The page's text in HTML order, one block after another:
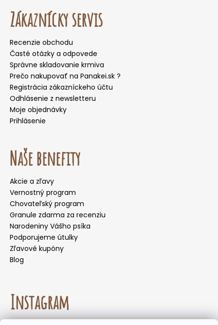
Zákaznícky servis
Recenzie obchodu
Časté otázky a odpovede
Správne skladovanie krmiva
Prečo nakupovať na Panakei.sk ?
Registrácia zákazníckeho účtu
Odhlásenie z newsletteru
Moje objednávky
Prihlásenie
Naše benefity
Akcie a zľavy
Vernostný program
Chovateľský program
Granule zdarma za recenziu
Narodeniny Vášho psíka
Podporujeme útulky
Zľavové kupóny
Blog
Instagram